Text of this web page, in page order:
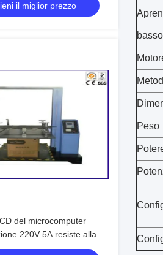
il miglior prezzo
del microcomputer
220V 5A resiste alla
prova di compressibilità
basso
Peso